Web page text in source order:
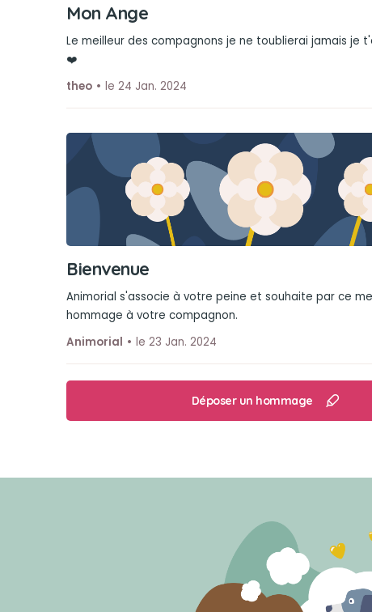
Mon Ange
Le meilleur des compagnons je ne toublierai jamais je
❤️
theo
le 24 Jan. 2024
Bienvenue
Animorial s'associe à votre peine et souhaite par ce
hommage à votre compagnon.
Animorial
le 23 Jan. 2024
Déposer un hommage